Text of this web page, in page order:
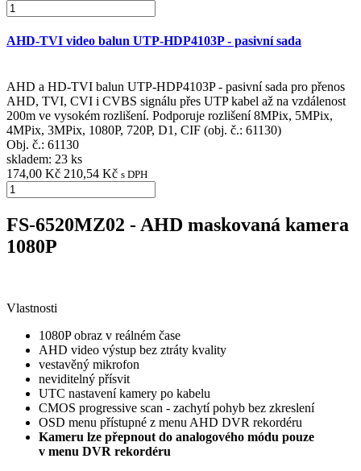
AHD-TVI video balun UTP-HDP4103P - pasivní sada
AHD a HD-TVI balun UTP-HDP4103P - pasivní sada pro přenos
AHD, TVI, CVI i CVBS signálu přes UTP kabel až na vzdálenost
200m ve vysokém rozlišení. Podporuje rozlišení 8MPix, 5MPix,
4MPix, 3MPix, 1080P, 720P, D1, CIF (obj. č.: 61130)
Obj. č.: 61130
skladem: 23 ks
174,00 Kč 210,54 Kč s DPH
FS-6520MZ02 - AHD maskovaná kamera
1080P
Vlastnosti
1080P obraz v reálném čase
AHD video výstup bez ztráty kvality
vestavěný mikrofon
neviditelný přísvit
UTC nastavení kamery po kabelu
CMOS progressive scan - zachytí pohyb bez zkreslení
OSD menu přístupné z menu AHD DVR rekordéru
Kameru lze přepnout do analogového módu pouze
v menu DVR rekordéru